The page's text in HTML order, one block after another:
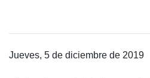
Jueves, 5 de diciembre de 2019